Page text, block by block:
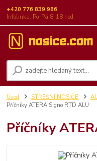
+420 776 839 986
Infolinka: Po-Pá 8-18 hod.
Úvod STŘEŠNÍ NOSIČE
Příčníky ATERA Signo RTD ALU
Příčníky